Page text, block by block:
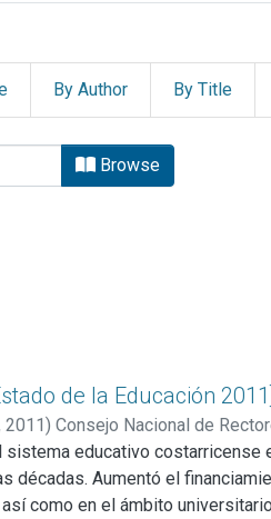
By Author By Title
de la
Browse
de la Educación 2011]
2011) Consejo Nacional de
sistema educativo
décadas. Aumentó el
como en el ámbito